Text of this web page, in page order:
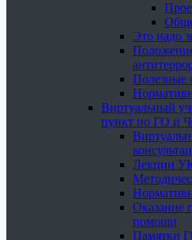
Это надо
Полезные
Виртуальный
пункт по ГО и
Лекции
Оказание
помощи
Памятки